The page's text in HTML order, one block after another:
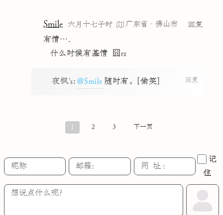
Smile 六月十七子时 广东省·佛山市
回复
有情….
   什么时候有基情  囧rz
夜枫's: @Smile 随时有。[偷笑] 回复
1 2 3 下一页
记
住